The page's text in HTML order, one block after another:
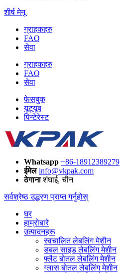
शीर्ष मेनू
ग्राहकहरु
FAQ
सेवा
ग्राहकहरु
FAQ
सेवा
फेसबुक
यूट्यूब
पिन्टेरेस्ट
Whatsapp +86-18912389279
ईमेल info@vkpak.com
ठेगानाशंघाई, चीन
सर्वश्रेष्ठ उद्धरण प्राप्त गर्नुहोस्
घर
हाम्रोबारे
उत्पादनहरू
स्वचालित लेबलिंग मेशीन
डबल साइड लेबलिंग मेशीन
फ्लैट बोतल लेबलिंग मेशीन
ग्लास बोतल लेबलिंग मेशीन